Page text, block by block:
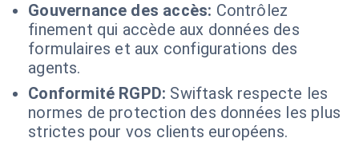
Gouvernance des accès: Contrôlez
finement qui accède aux données des
formulaires et aux configurations des
agents.
Conformité RGPD: Swiftask respecte les
normes de protection des données les plus
strictes pour vos clients européens.